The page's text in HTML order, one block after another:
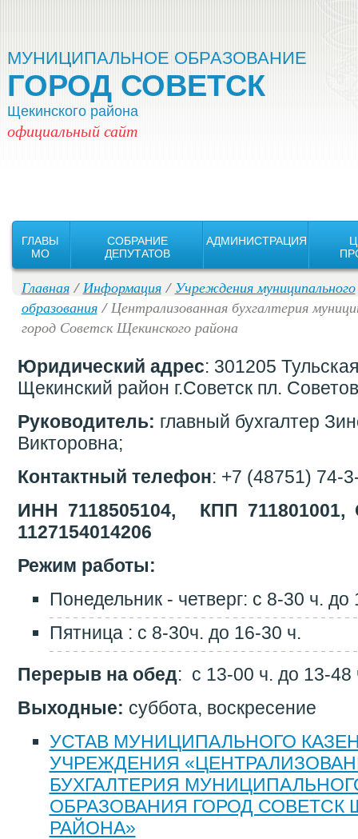
МУНИЦИПАЛЬНОЕ ОБРАЗОВАНИЕ
ГОРОД СОВЕТСК
Щекинского района
официальный сайт
ГЛАВЫ
MO
СОБРАНИЕ
ДЕПУТАТОВ
АДМИНИСТРАЦИЯ
Главная/Информация/ Учреждения муниципального
образования/ Централизованная бухгалтерия
город Советск Щекинского района
Юридический адрес: 301205
Щекинский район г.Советск пл.
Руководитель: главный бухгалтер
Викторовна;
Контактный телефон: +7 (48751) 74-
ИНН 7118505104, КПП 711801001,
1127154014206
Режим работы:
Понедельник - четверг: с 8-30 ч. до
Пятница : с 8-30ч. до 16-30 ч.
Перерыв на обед: с 13-00 ч. до 13-48
Выходные: суббота, воскресение
УСТАВ МУНИЦИПАЛЬНОГО
УЧРЕЖДЕНИЯ
БУХГАЛТЕРИЯ
ОБРАЗОВАНИЯ ГОРОД СОВЕТСК
РАЙОНА»